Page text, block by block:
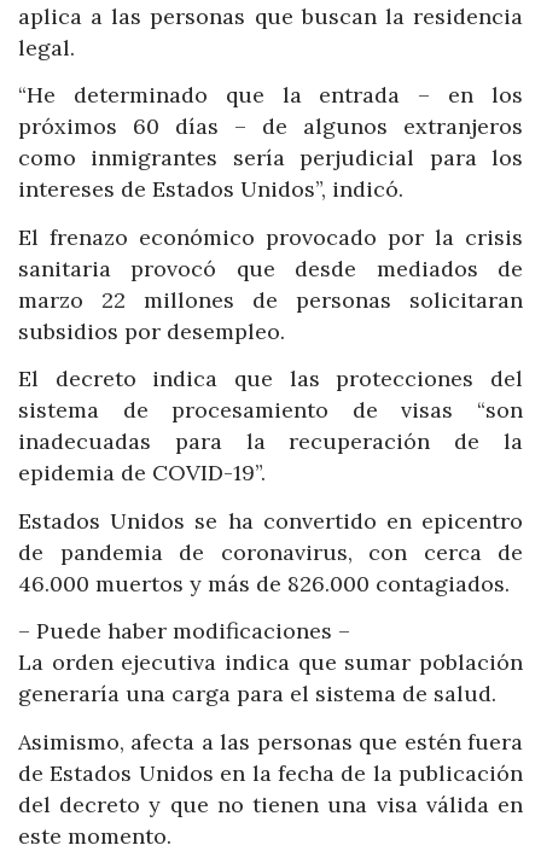
aplica a las personas que buscan la residencia
legal.
“He determinado que la entrada – en los
próximos 60 días – de algunos extranjeros
como inmigrantes sería perjudicial para los
intereses de Estados Unidos”, indicó.
El frenazo económico provocado por la crisis
sanitaria provocó que desde mediados de
marzo 22 millones de personas solicitaran
subsidios por desempleo.
El decreto indica que las protecciones del
sistema de procesamiento de visas “son
inadecuadas para la recuperación de la
epidemia de COVID-19”.
Estados Unidos se ha convertido en epicentro
de pandemia de coronavirus, con cerca de
46.000 muertos y más de 826.000 contagiados.
– Puede haber modificaciones –
La orden ejecutiva indica que sumar población
generaría una carga para el sistema de salud.
Asimismo, afecta a las personas que estén fuera
de Estados Unidos en la fecha de la publicación
del decreto y que no tienen una visa válida en
este momento.